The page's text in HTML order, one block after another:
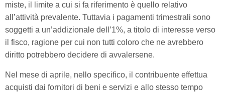
miste, il limite a cui si fa riferimento è quello relativo
all’attività prevalente. Tuttavia i pagamenti trimestrali sono
soggetti a un’addizionale dell’1%, a titolo di interesse verso
il fisco, ragione per cui non tutti coloro che ne avrebbero
diritto potrebbero decidere di avvalersene.
Nel mese di aprile, nello specifico, il contribuente effettua
acquisti dai fornitori di beni e servizi e allo stesso tempo